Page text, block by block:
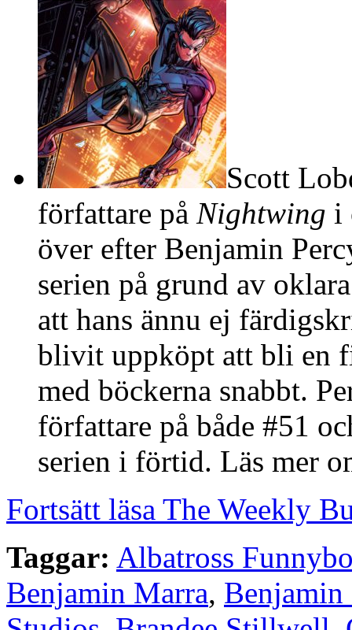
Scott
författare på Nightwing i
över efter Benjamin
serien på grund av
att hans ännu ej
blivit uppköpt att bli en
med böckerna snabbt.
författare på både #51
serien i förtid. Läs mer
Fortsätt läsa The Weekly
Taggar: Albatross
Benjamin Marra, Benjamin